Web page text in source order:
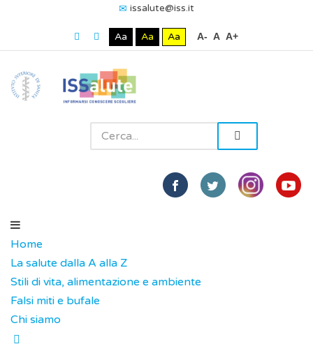
issalute@iss.it
Aa Aa Aa A- A A+
Home
La salute dalla A alla Z
Stili di vita, alimentazione e ambiente
Falsi miti e bufale
Chi siamo